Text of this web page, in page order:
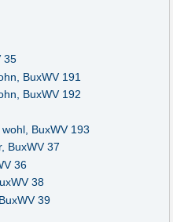
35
BuxWV 191
BuxWV 192
BuxWV 193
BuxWV 37
36
38
39